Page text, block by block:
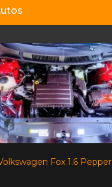
Fox 1.6 Pepper